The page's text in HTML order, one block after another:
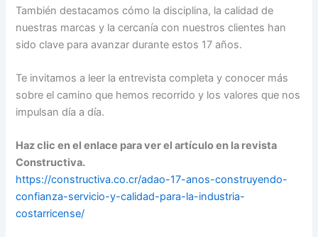
También destacamos cómo la disciplina, la calidad de
nuestras marcas y la cercanía con nuestros clientes han
sido clave para avanzar durante estos 17 años.
Te invitamos a leer la entrevista completa y conocer más
sobre el camino que hemos recorrido y los valores que nos
impulsan día a día.
Haz clic en el enlace para ver el artículo en la revista
Constructiva.
https://constructiva.co.cr/adao-17-anos-construyendo-
confianza-servicio-y-calidad-para-la-industria-
costarricense/